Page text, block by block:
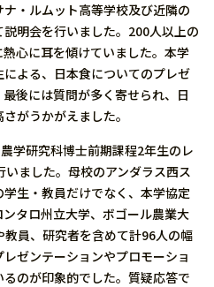
・ルムット高等学校及び近隣の
明会を行いました。200人以上の
心に耳を傾けていました。本学
よる、日本食についてのプレゼ
後には質問が多く寄せられ、日
がうかがえました。
学研究科博士前期課程2年生のレ
ました。母校のアンダラス西ス
生・教員だけでなく、本学協定
タロ州立大学、ボゴール農業大
員、研究者を含めて計96人の幅
ゼンテーションやプロモーショ
のが印象的でした。質疑応答で